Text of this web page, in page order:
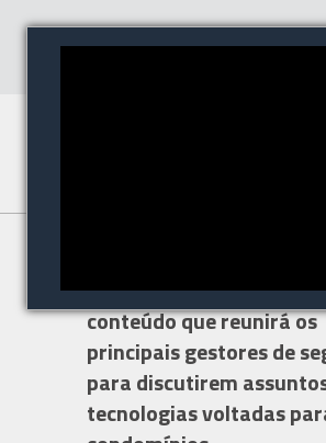
Brasil, será um espaço de
conteúdo que reunirá os
principais gestores de
para discutirem
tecnologias voltadas